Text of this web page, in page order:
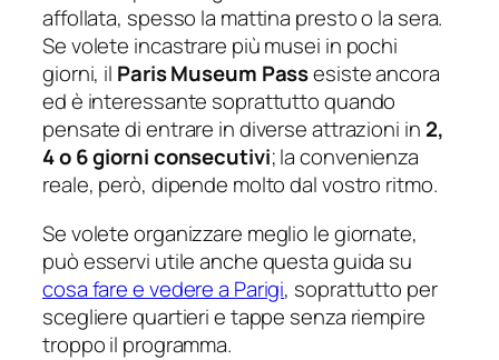
affollata, spesso la mattina presto o la sera.
Se volete incastrare più musei in pochi
giorni, il Paris Museum Passesiste ancora
ed è interessante soprattutto quando
pensate di entrare in diverse attrazioni in 2,
4 o 6 giorni consecutivi; la convenienza
reale, però, dipende molto dal vostro ritmo.
Se volete organizzare meglio le giornate,
può esservi utile anche questa guida su
cosa fare e vedere a Parigi, soprattutto per
scegliere quartieri e tappe senza riempire
troppo il programma.